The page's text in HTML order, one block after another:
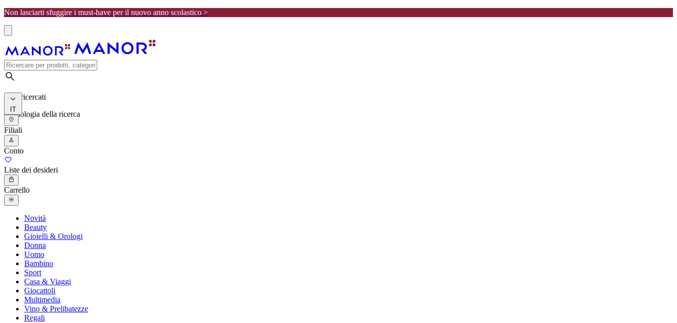
Non lasciarti sfuggire i must-have per il nuovo anno scolastico >
I più ricercati
Cronologia della ricerca
IT
Filiali
Conto
Liste dei desideri
Carrello
Novità
Beauty
Gioielli & Orologi
Donna
Uomo
Bambino
Sport
Casa & Viaggi
Giocattoli
Multimedia
Vino & Prelibatezze
Regali